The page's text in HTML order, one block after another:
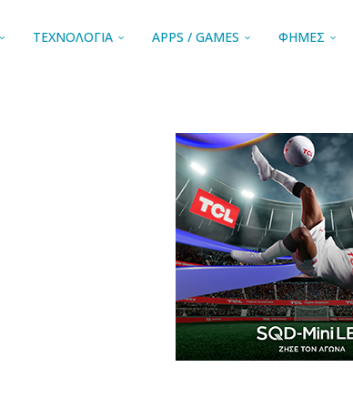
ΤΕΧΝΟΛΟΓΙΑ APPS / GAMES ΦΗΜΕΣ